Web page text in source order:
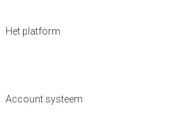
Het p atform
Account systeem